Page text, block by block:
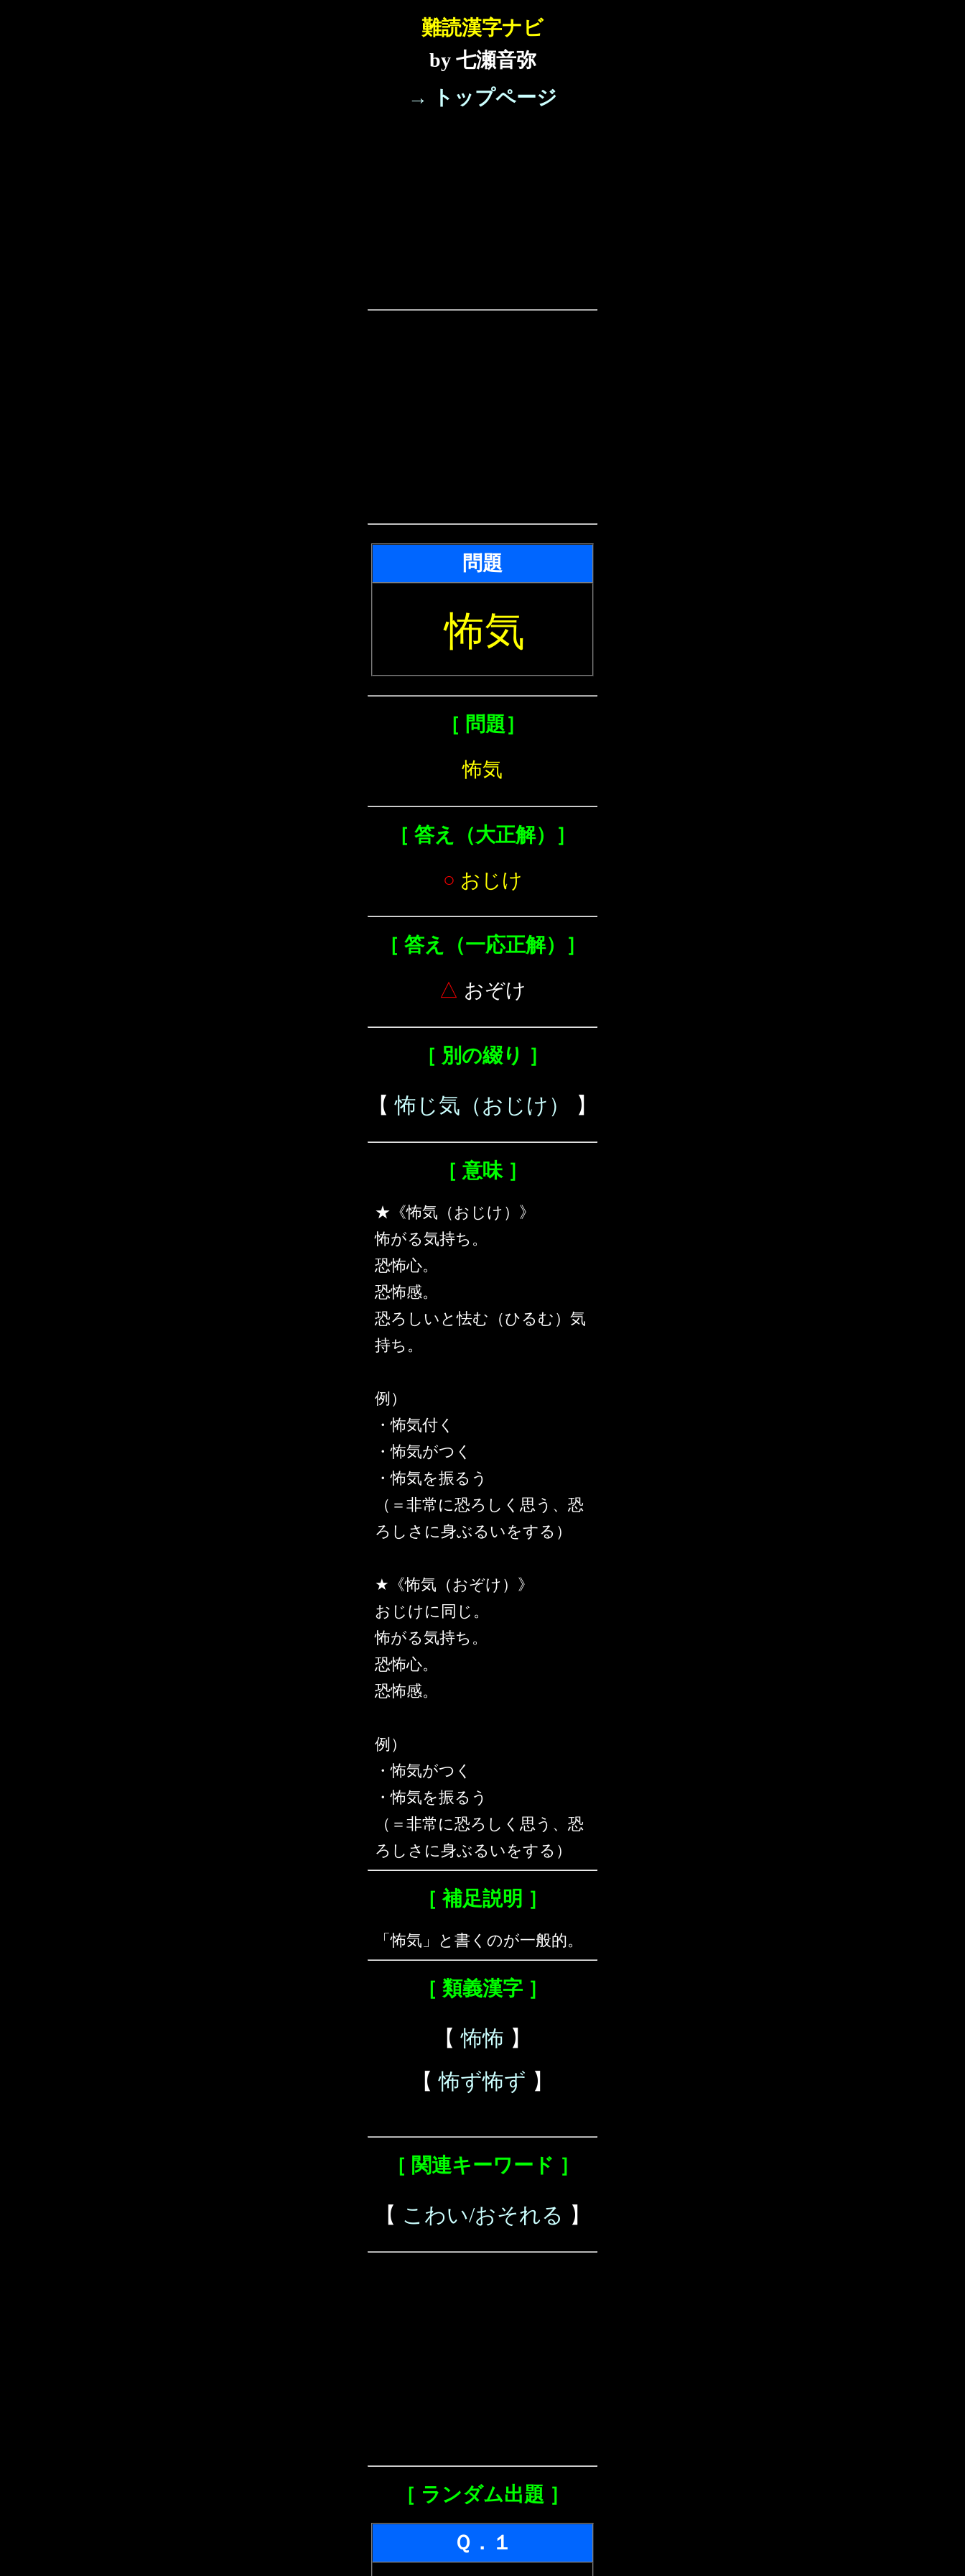
難読漢字ナビ
by 七瀬音弥
→ トップページ
問題
怖気
［ 問題］
怖気
［ 答え（大正解）］
○ おじけ
［ 答え（一応正解）］
△ おぞけ
［ 別の綴り ］
【怖じ気（おじけ） 】
［ 意味 ］
★《怖気（おじけ）》
怖がる気持ち。
恐怖心。
恐怖感。
恐ろしいと怯む（ひるむ）気
持ち。
例）
・怖気付く
・怖気がつく
・怖気を振るう
（＝非常に恐ろしく思う、恐
ろしさに身ぶるいをする）
★《怖気（おぞけ）》
おじけに同じ。
怖がる気持ち。
恐怖心。
恐怖感。
例）
・怖気がつく
・怖気を振るう
（＝非常に恐ろしく思う、恐
ろしさに身ぶるいをする）
［ 補足説明 ］
「怖気」と書くのが一般的。
［ 類義漢字 ］
【怖怖 】
【怖ず怖ず 】
［ 関連キーワード ］
【 こわい/おそれる 】
［ ランダム出題 ］
Ｑ．１